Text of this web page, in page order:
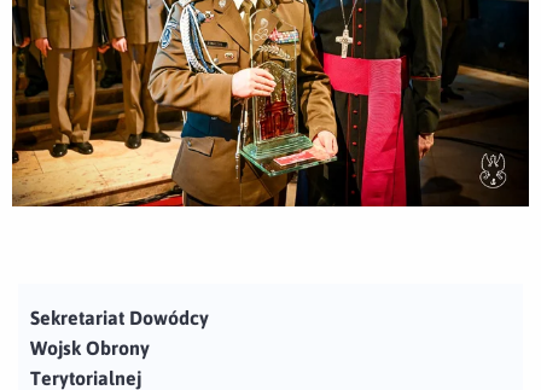
Sekretariat Dowódcy
Wojsk Obrony
Terytorialnej